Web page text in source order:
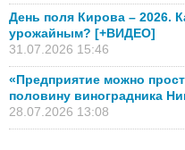
День поля Кирова – 2026.
урожайным? [+ВИДЕО]
31.07.2026 15:46
«Предприятие можно
половину виноградника
28.07.2026 13:08